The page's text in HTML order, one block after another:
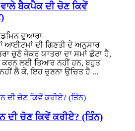
ਬੈਕਪੈਕ ਦੀ ਚੋਣ ਕਿਵੇਂ
ਦੁਆਰਾ
ਆਈਟਮਾਂ ਦੀ ਗਿਣਤੀ ਦੇ ਅਨੁਸਾਰ
ਚੁਣੋ ਜੇਕਰ ਯਾਤਰਾ ਦਾ ਸਮਾਂ ਛੋਟਾ ਹੈ,
ਕਰਨ ਲਈ ਤਿਆਰ ਨਹੀਂ ਹਨ, ਬਹੁਤ
ਲੈ ਕੇ, ਇਹ ਚੁਣਨਾ ਉਚਿਤ ਹੈ ...
ਦੀ ਚੋਣ ਕਿਵੇਂ ਕਰੀਏ? (ਤਿੰਨ)